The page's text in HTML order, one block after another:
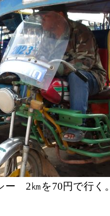
2㎞を70円で行く。